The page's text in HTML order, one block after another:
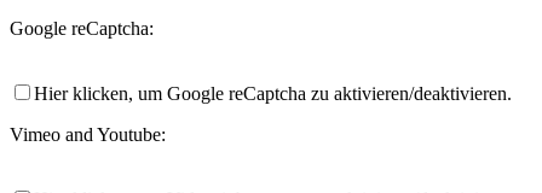
Google reCaptcha:
Hier klicken, um Google reCaptcha zu aktivieren/deaktivieren.
Vimeo and Youtube: